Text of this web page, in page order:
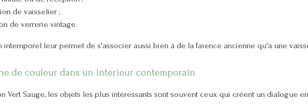
de vaisselier ;
de verrerie vintage.
intemporel leur permet de s'associer aussi bien à de la faïence ancienne qu'à une
de couleur dans un intérieur contemporain
Vert Sauge, les objets les plus intéressants sont souvent ceux qui créent un dialogue